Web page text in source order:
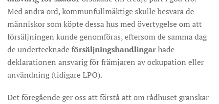
Med andra ord, kommunfullmäktige skulle besvara de
människor som köpte dessa hus med övertygelse om att
försäljningen kunde genomföras, eftersom de samma dag
de undertecknade försäljningshandlingarhade
deklarationen ansvarig för främjaren av ockupation eller
användning (tidigare LPO).
Det föregående ger oss att förstå att om rådhuset granskar